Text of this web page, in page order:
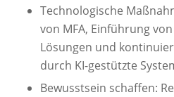
Technologische
von MFA, Einführung
Lösungen und
durch KI-gestützte
Bewusstsein schaffen: